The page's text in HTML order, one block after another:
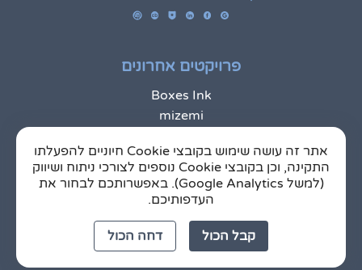
אתר זה עושה שימוש בקובצי Cookie חיוניים להפעלתו
התקינה, וכן בקובצי Cookie נוספים לצורכי ניתוח ושיווק
(למשל Google Analytics). באפשרותכם לבחור את
העדפותיכם.
קבל הכול דחה הכול
פרויקטים אחרונים
Boxes Ink
mizemi
מערכת ניהול מכרזים פנים ארגונית
נעילה והקשחת מכשירים
אתרי מותג בניהול מרכזי
כתבות חדשות